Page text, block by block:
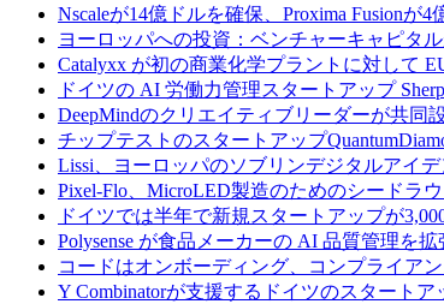
Nscaleが14億ドルを確保、Proxima Fusionが
ヨーロッパへの投資：ベンチャーキャピタ
Catalyxx が初の商業化学プラントに対して
ドイツの AI 労働力管理スタートアップ
DeepMindのクリエイティブリーダーが共同
チップテストのスタートアップ
Lissi、ヨーロッパのソブリンデジタルアイ
Pixel-Flo、MicroLED製造のためのシードラ
ドイツでは半年で新規スタートアップが
Polysense が食品メーカーの AI 品質管理を
コードはオンボーディング、コンプライア
Y Combinatorが支援するドイツのスタート